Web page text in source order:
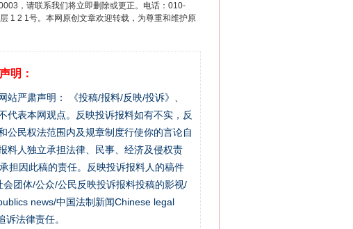
，请联系我们将立即删除或更正。电话：010-
1 2 1号。本网原创文章欢迎转载，为尊重和维护原
明：
严肃声明： 《投稿/报料/反映/投诉》、
代表本网观点。反映投诉报料如有不实，反
公民权法范围内及规章制度行使你的言论自
料人独立承担法律、民事、经济及侵权责
担因此稿的责任。反映投诉报料人的稿件
团体/公众/公民反映投诉报料投稿的影视/
news/中国法制新闻Chinese legal
法律责任。